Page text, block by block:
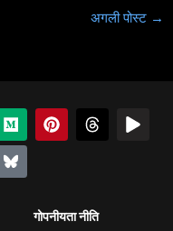
अगली पोस्ट →
म
ध्य
म
पिं
ट
धा
गे
खे
ल
ब्लू
स्का
ई
-
आ
गोपनीयता नीति